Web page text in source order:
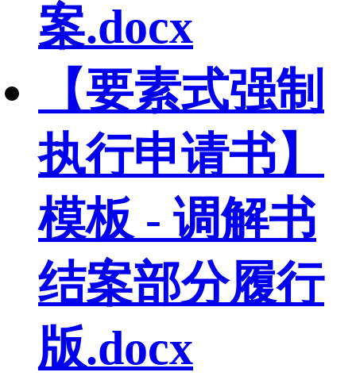
案.docx
【要素式强制
执行申请书】
模板 - 调解书
结案部分履行
版.docx